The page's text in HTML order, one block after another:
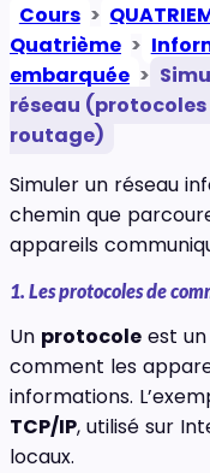
Cours >
Quatrième >
embarquée >
réseau
routage)
Simuler un réseau
chemin que
appareils
1. Les protocoles de
Un protocole est
comment les
informations.
TCP/IP, utilisé sur
locaux.